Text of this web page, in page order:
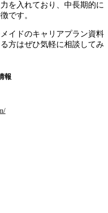
を入れており、中長期的に
です。
イドのキャリアプラン資料
方はぜひ気軽に相談してみ
報